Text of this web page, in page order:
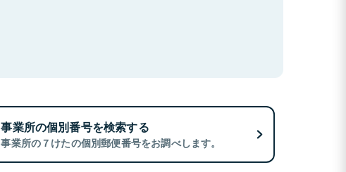
事業所の個別番号を検索する
事業所の７けたの個別郵便番号をお調べします。